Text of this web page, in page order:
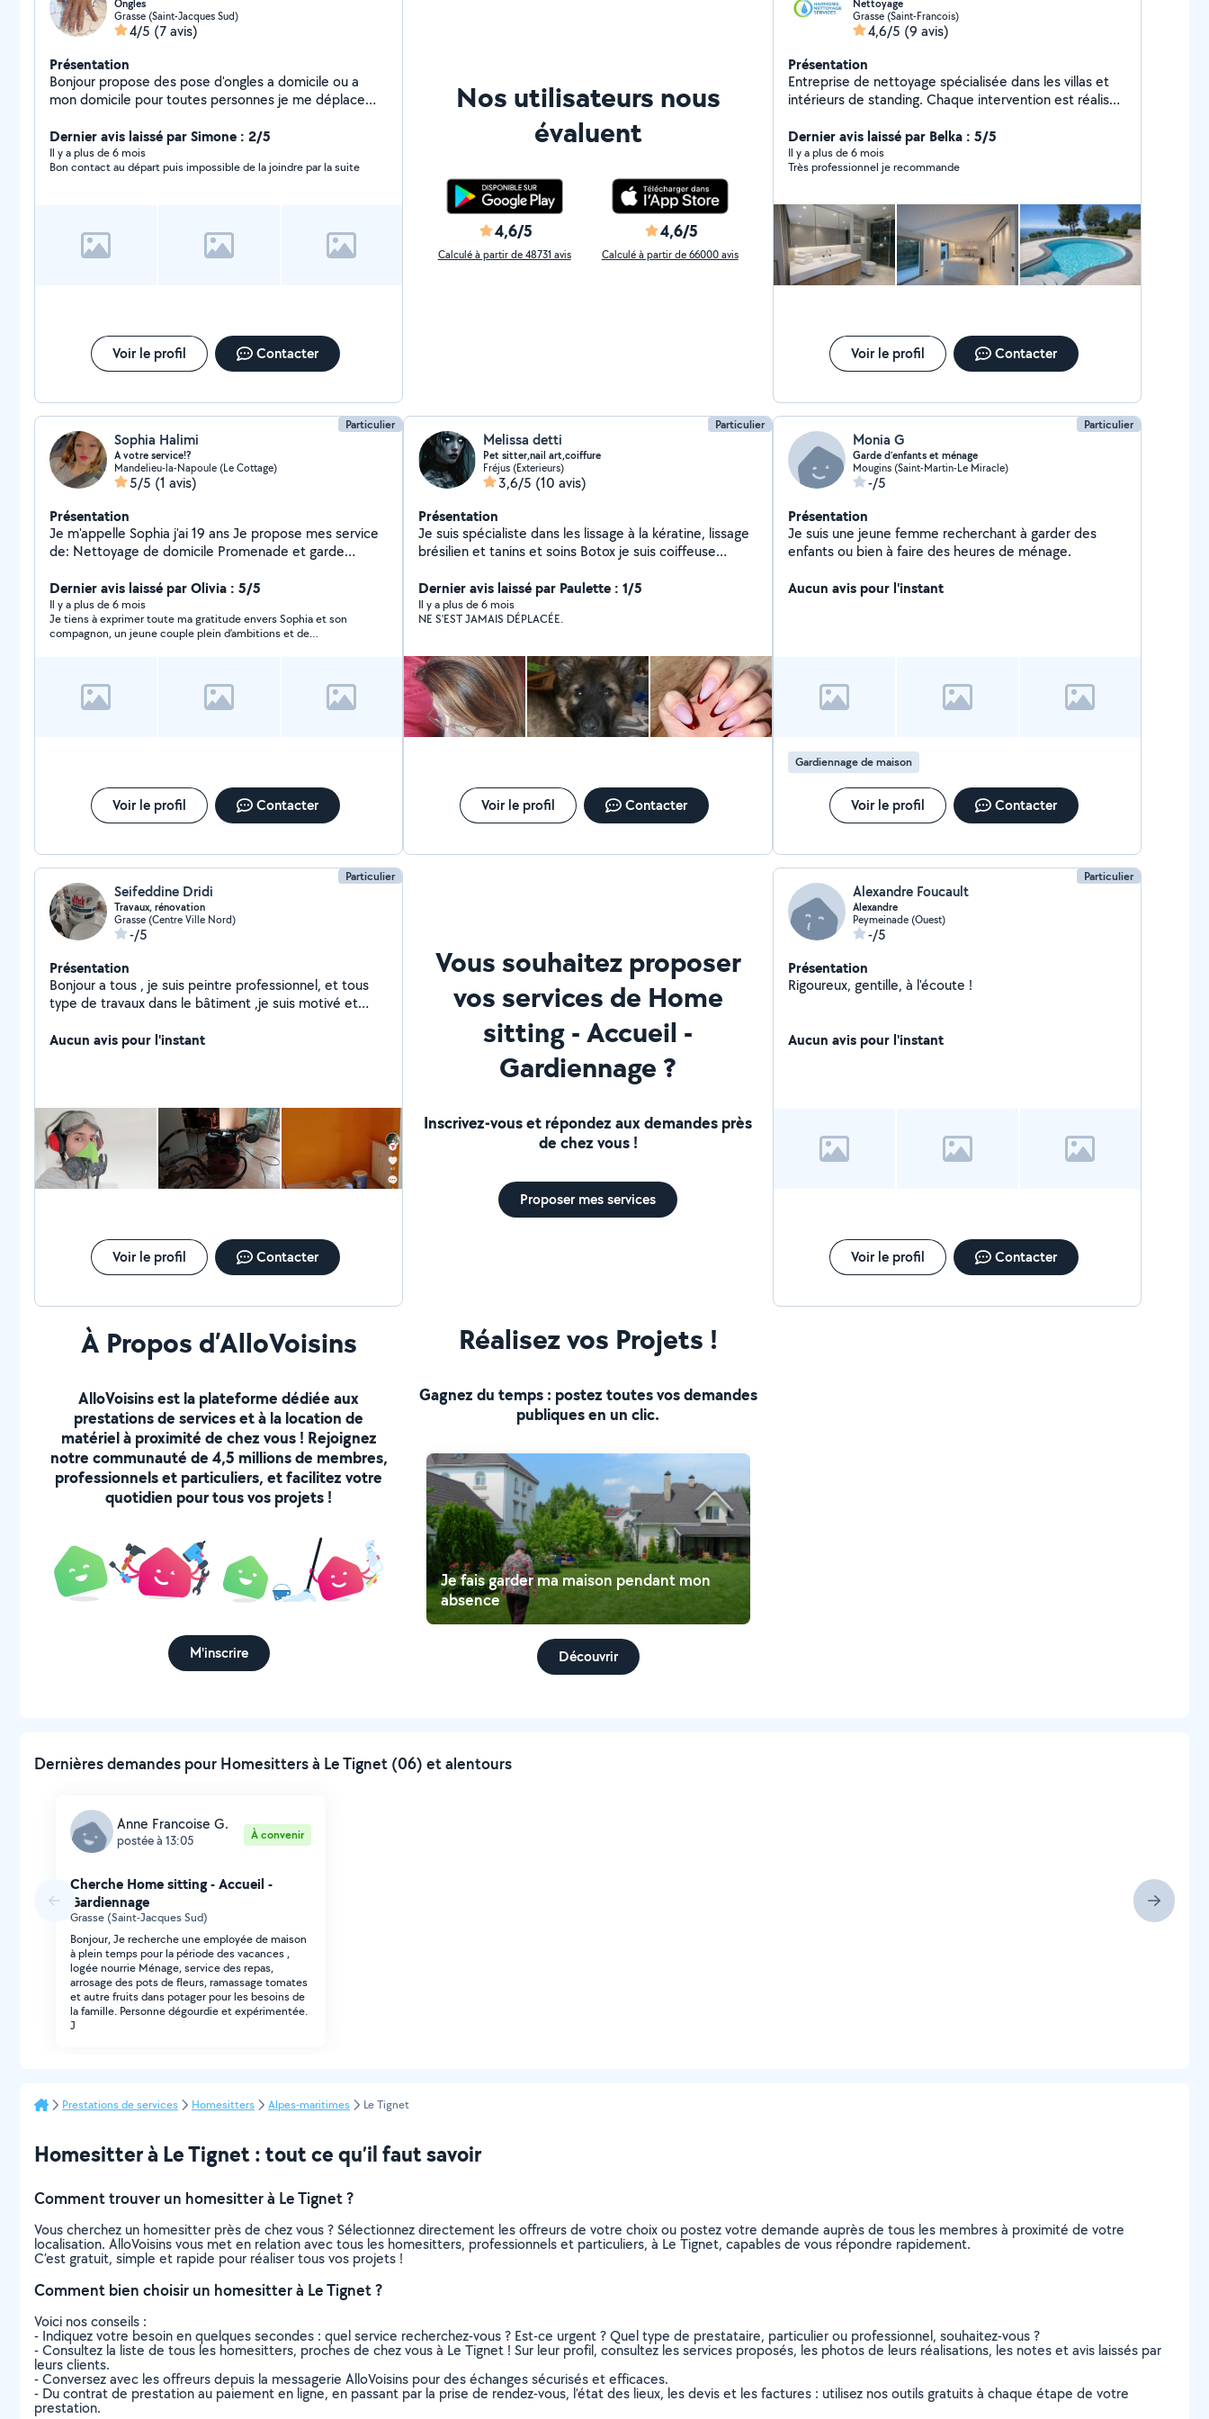
Ongles
Grasse (Saint-Jacques Sud)
4/5 (7 avis)
Présentation
Bonjour propose des pose d'ongles a domicile ou a
mon domicile pour toutes personnes je me déplace
senior.je suis débutante donc je met un peut de temp
Dernier avis laissé par Simone : 2/5
Il y a plus de 6 mois
Bon contact au départ puis impossible de la joindre par la suite
Voir le profil Contacter
Nos utilisateurs nous
évaluent
4,6/5
Calculé à partir de 48731 avis
4,6/5
Calculé à partir de 66000 avis
Nettoyage
Grasse (Saint-Francois)
4,6/5 (9 avis)
Présentation
Entreprise de nettoyage spécialisée dans les villas et
intérieurs de standing. Chaque intervention est réalisée
respect des lieux et des matériaux. Prestations
proposées : Nettoyage de villas et résidences de
prestige Remise en état après travaux ou avant saison
Entretien ponctuel ou régulier Ravivement des surfaces
(bois, sols, sanitaires) Produits professionnels adaptés
aux surfaces délicates. Travail soigné Intervention fiable
Devis gratuit.
Dernier avis laissé par Belka : 5/5
Il y a plus de 6 mois
Très professionnel je recommande
Voir le profil Contacter
Particulier
Sophia Halimi
A votre service!?
Mandelieu-la-Napoule (Le Cottage)
5/5 (1 avis)
Présentation
Je m'appelle Sophia j'ai 19 ans Je propose mes service
de: Nettoyage de domicile Promenade et garde
vos repas
Dernier avis laissé par Olivia : 5/5
Il y a plus de 6 mois
Je tiens à exprimer toute ma gratitude envers Sophia et son
compagnon, un jeune couple plein d’ambitions et de
vraiment admirables. Un jour, ce sera à mon tour de leur rendre
la pareille ! Sophia et son compagnon respirent le bonheur et
votre aide précieuse et votre gentillesse. Vous êtes des
personnes exceptionnelles ! Au plaisir Olivia
Voir le profil Contacter
Particulier
Melissa detti
Pet sitter,nail art,coiffure
Fréjus (Exterieurs)
3,6/5 (10 avis)
Présentation
Je suis spécialiste dans les lissage à la kératine, lissage
brésilien et tanins et soins Botox je suis coiffeuse
Dernier avis laissé par Paulette : 1/5
Il y a plus de 6 mois
NE S'EST JAMAIS DÉPLACÉE.
Voir le profil Contacter
Particulier
Monia G
Garde d’enfants et ménage
Mougins (Saint-Martin-Le Miracle)
-/5
Présentation
Je suis une jeune femme recherchant à garder des
enfants ou bien à faire des heures de ménage.
Aucun avis pour l'instant
Gardiennage de maison
Voir le profil Contacter
Particulier
Seifeddine Dridi
Travaux, rénovation
Grasse (Centre Ville Nord)
-/5
Présentation
Bonjour a tous , je suis peintre professionnel, et tous
type de travaux dans le bâtiment ,je suis motivé et
rapidité Mes qualifications professionnelles Peintre
Rémunération a voir en fonction des travaux
Aucun avis pour l'instant
Voir le profil Contacter
Vous souhaitez proposer
vos services de Home
sitting - Accueil -
Gardiennage ?
Inscrivez-vous et répondez aux demandes près
de chez vous !
Proposer mes services
Particulier
Alexandre Foucault
Alexandre
Peymeinade (Ouest)
-/5
Présentation
Rigoureux, gentille, à l'écoute !
Aucun avis pour l'instant
Voir le profil Contacter
À Propos d’AlloVoisins
AlloVoisins est la plateforme dédiée aux
prestations de services et à la location de
matériel à proximité de chez vous ! Rejoignez
notre communauté de 4,5 millions de membres,
professionnels et particuliers, et facilitez votre
quotidien pour tous vos projets !
M'inscrire
Réalisez vos Projets !
Gagnez du temps : postez toutes vos demandes
publiques en un clic.
Je fais garder ma maison pendant mon
absence
Découvrir
Dernières demandes pour Homesitters à Le Tignet (06) et alentours
Anne Francoise G.
postée à 13:05 À convenir
Cherche Home sitting - Accueil -
Gardiennage
Grasse (Saint-Jacques Sud)
Bonjour, Je recherche une employée de maison
à plein temps pour la période des vacances ,
logée nourrie Ménage, service des repas,
arrosage des pots de fleurs, ramassage tomates
et autre fruits dans potager pour les besoins de
la famille. Personne dégourdie et expérimentée.
J
Prestations de services Homesitters Alpes-maritimes Le Tignet
Homesitter à Le Tignet : tout ce qu’il faut savoir
Comment trouver un homesitter à Le Tignet ?
Vous cherchez un homesitter près de chez vous ? Sélectionnez directement les offreurs de votre choix ou postez votre demande auprès de tous les membres à proximité de votre
localisation. AlloVoisins vous met en relation avec tous les homesitters, professionnels et particuliers, à Le Tignet, capables de vous répondre rapidement.
C’est gratuit, simple et rapide pour réaliser tous vos projets !
Comment bien choisir un homesitter à Le Tignet ?
Voici nos conseils :
- Indiquez votre besoin en quelques secondes : quel service recherchez-vous ? Est-ce urgent ? Quel type de prestataire, particulier ou professionnel, souhaitez-vous ?
- Consultez la liste de tous les homesitters, proches de chez vous à Le Tignet ! Sur leur profil, consultez les services proposés, les photos de leurs réalisations, les notes et avis laissés par
leurs clients.
- Conversez avec les offreurs depuis la messagerie AlloVoisins pour des échanges sécurisés et efficaces.
- Du contrat de prestation au paiement en ligne, en passant par la prise de rendez-vous, l’état des lieux, les devis et les factures : utilisez nos outils gratuits à chaque étape de votre
prestation.